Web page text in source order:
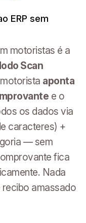
ERP sem
motoristas é a
Scan
aponta
e o
os dados via
caracteres) +
— sem
fica
Nada
amassado